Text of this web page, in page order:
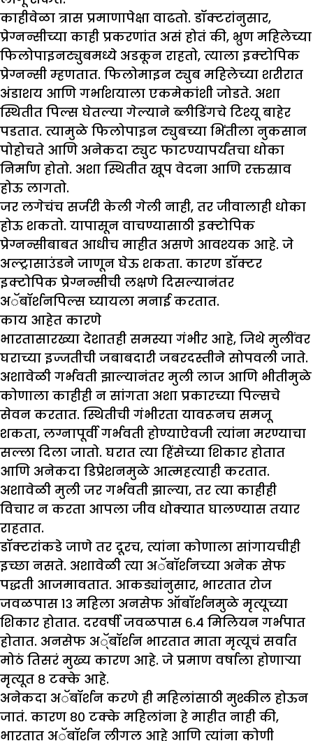
काहीवेळा त्रास प्रमाणापेक्षा वाढतो. डॉक्टरांनुसार,
प्रेग्नन्सीच्या काही प्रकरणांत असं होतं की, भ्रुण महिलेच्या
फिलोपाइनट्युबमध्ये अडकून राहतो, त्याला इक्टोपिक
प्रेग्नन्सी म्हणतात. फिलोमाइन ट्युब महिलेच्या शरीरात
अंडाशय आणि गर्भाशयाला एकमेकांशी जोडते. अशा
स्थितीत पिल्स घेतल्या गेल्याने ब्लीडिंगचे टिश्यू बाहेर
पडतात. त्यामुळे फिलोपाइन ट्युबच्या भिंतीला नुकसान
पोहोचते आणि अनेकदा ट्युट फाटण्यापर्यंतचा धोका
निर्माण होतो. अशा स्थितीत खूप वेदना आणि रक्तस्राव
होऊ लागतो.
जर लगेचंच सर्जरी केली गेली नाही, तर जीवालाही धोका
होऊ शकतो. यापासून वाचण्यासाठी इक्टोपिक
प्रेग्नन्सीबाबत आधीच माहीत असणे आवश्यक आहे. जे
अल्ट्रासाउंडने जाणून घेऊ शकता. कारण डॉक्टर
इक्टोपिक प्रेग्नन्सीची लक्षणे दिसल्यानंतर
अॅबॉर्शनपिल्स घ्यायला मनाई करतात.
काय आहेत कारणे
भारतासारख्या देशातही समस्या गंभीर आहे, जिथे मुलींवर
घराच्या इज्जतीची जबाबदारी जबरदस्तीने सोपवली जाते.
अशावेळी गर्भवती झाल्यानंतर मुली लाज आणि भीतीमुळे
कोणाला काहीही न सांगता अशा प्रकारच्या पिल्सचे
सेवन करतात. स्थितीची गंभीरता यावरूनच समजू
शकता, लग्नापूर्वी गर्भवती होण्याऐवजी त्यांना मरण्याचा
सल्ला दिला जातो. घरात त्या हिंसेच्या शिकार होतात
आणि अनेकदा डिप्रेशनमुळे आत्महत्याही करतात.
अशावेळी मुली जर गर्भवती झाल्या, तर त्या काहीही
विचार न करता आपला जीव धोक्यात घालण्यास तयार
राहतात.
डॉक्टरांकडे जाणे तर दूरच, त्यांना कोणाला सांगायचीही
इच्छा नसते. अशावेळी त्या अॅबॉर्शनच्या अनेक सेफ
पद्धती आजमावतात. आकड्यांनुसार, भारतात रोज
जवळपास १३ महिला अनसेफ ऑबॉर्शनमुळे मृत्यूच्या
शिकार होतात. दरवर्षी जवळपास ६.४ मिलियन गर्भपात
होतात. अनसेफ अॅ्बॉर्शन भारतात माता मृत्यूचं सर्वात
मोठं तिसरं मुख्य कारण आहे. जे प्रमाण वर्षाला होणाऱ्या
मृत्यूत ८ टक्के आहे.
अनेकदा अॅबॉर्शन करणे ही महिलांसाठी मुश्कील होऊन
जातं. कारण ८० टक्के महिलांना हे माहीत नाही की,
भारतात अॅबॉर्शन लीगल आहे आणि त्यांना कोणी